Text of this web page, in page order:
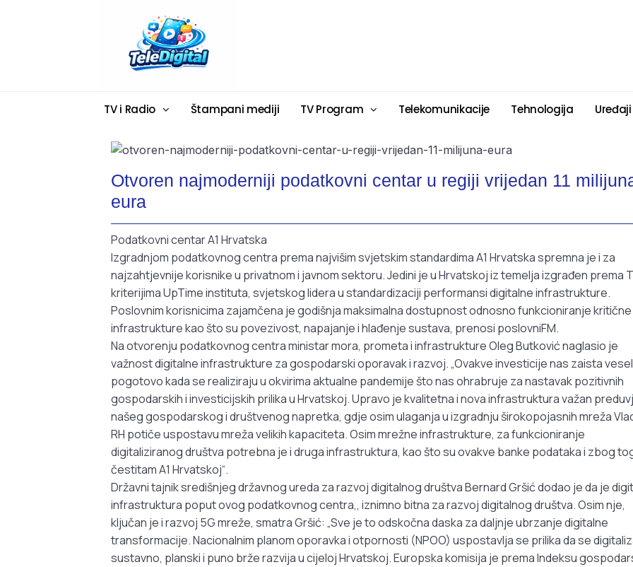
TV i Radio Štampani mediji TV Program Telekomunikacije Tehnologija Uređaji
Otvoren najmoderniji podatkovni centar u regiji vrijedan 11
eura
Podatkovni centar A1 Hrvatska
Izgradnjom podatkovnog centra prema najvišim svjetskim standardima A1 Hrvatska spremna je i za
najzahtjevnije korisnike u privatnom i javnom sektoru. Jedini je u Hrvatskoj iz temelja izgrađen prema
kriterijima UpTime instituta, svjetskog lidera u standardizaciji performansi digitalne infrastrukture.
Poslovnim korisnicima zajamčena je godišnja maksimalna dostupnost odnosno funkcioniranje kritične
infrastrukture kao što su povezivost, napajanje i hlađenje sustava, prenosi poslovniFM.
Na otvorenju podatkovnog centra ministar mora, prometa i infrastrukture Oleg Butković naglasio je
važnost digitalne infrastrukture za gospodarski oporavak i razvoj. „Ovakve investicije nas zaista
pogotovo kada se realiziraju u okvirima aktualne pandemije što nas ohrabruje za nastavak pozitivnih
gospodarskih i investicijskih prilika u Hrvatskoj. Upravo je kvalitetna i nova infrastruktura važan
našeg gospodarskog i društvenog napretka, gdje osim ulaganja u izgradnju širokopojasnih mreža
RH potiče uspostavu mreža velikih kapaciteta. Osim mrežne infrastrukture, za funkcioniranje
digitaliziranog društva potrebna je i druga infrastruktura, kao što su ovakve banke podataka i zbog
čestitam A1 Hrvatskoj“.
Državni tajnik središnjeg državnog ureda za razvoj digitalnog društva Bernard Gršić dodao je da je
infrastruktura poput ovog podatkovnog centra,, iznimno bitna za razvoj digitalnog društva. Osim nje,
ključan je i razvoj 5G mreže, smatra Gršić: „Sve je to odskočna daska za daljnje ubrzanje digitalne
transformacije. Nacionalnim planom oporavka i otpornosti (NPOO) uspostavlja se prilika da se
sustavno, planski i puno brže razvija u cijeloj Hrvatskoj. Europska komisija je prema Indeksu